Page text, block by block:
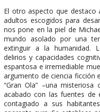
El otro aspecto que
adultos escogidos para
nos pone en la piel de
mundo asolado por una
extinguir a la humanidad.
delirios y capacidades
espantosa e irremediable
argumento de ciencia ficción
“Gran Ola” –una misteriosa
acabado con las fuentes de
contagiado a sus